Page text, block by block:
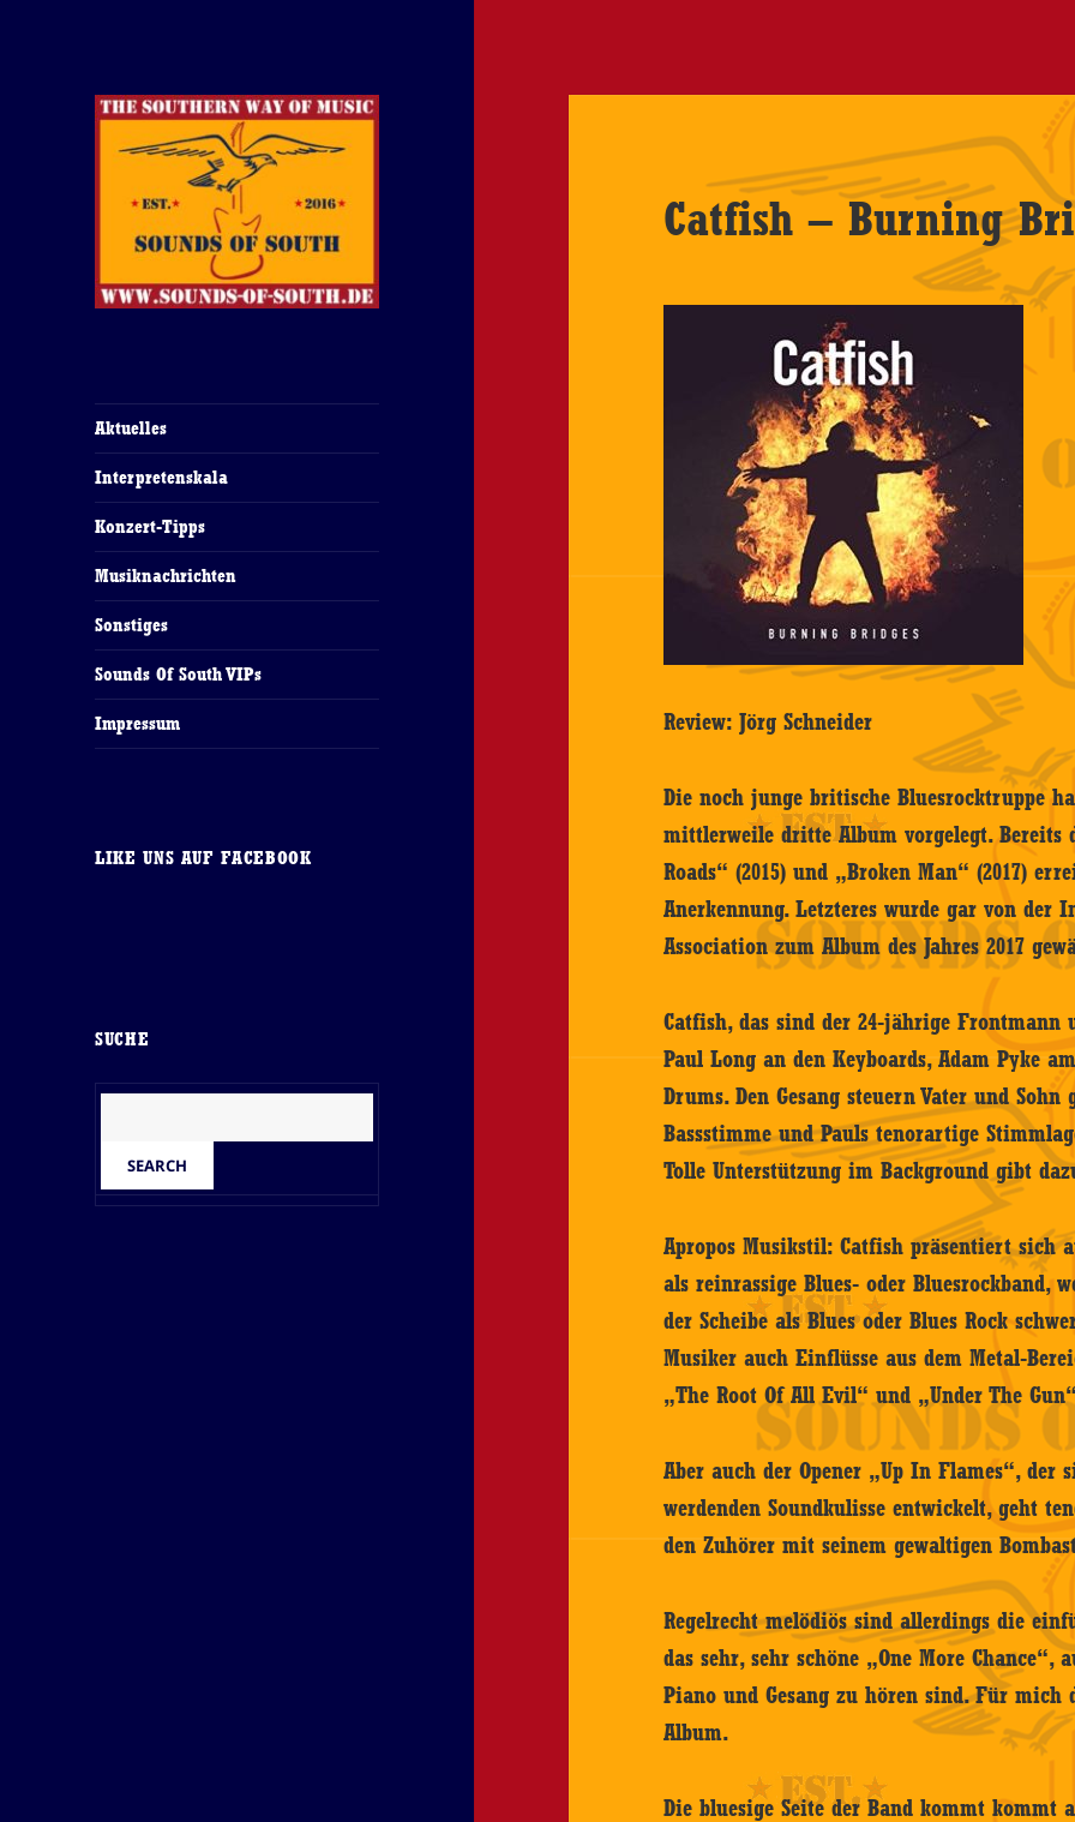
Aktuelles
Interpretenskala
Konzert-Tipps
Musiknachrichten
Sonstiges
Sounds Of South VIPs
Impressum
LIKE UNS AUF FACEBOOK
SUCHE
Catfish – Burning
Review: Jörg Schneider
Die noch junge britische Bluesrocktruppe
mittlerweile dritte Album vorgelegt. Bereits
Roads“ (2015) und „Broken Man“ (2017)
Anerkennung. Letzteres wurde gar von der
Association zum Album des Jahres 2017
Catfish, das sind der 24-jährige
Paul Long an den Keyboards, Adam Pyke
Drums. Den Gesang steuern Vater und
Bassstimme und Pauls tenorartige
Tolle Unterstützung im Background gibt
Apropos Musikstil: Catfish präsentiert sich
als reinrassige Blues- oder Bluesrockband,
der Scheibe als Blues oder Blues Rock
Musiker auch Einflüsse aus dem Metal-
„The Root Of All Evil“ und „Under The
Aber auch der Opener „Up In Flames“,
werdenden Soundkulisse entwickelt, geht
den Zuhörer mit seinem gewaltigen
Regelrecht melödiös sind allerdings die
das sehr, sehr schöne „One More
Piano und Gesang zu hören sind. Für mich
Album.
Die bluesige Seite der Band kommt kommt